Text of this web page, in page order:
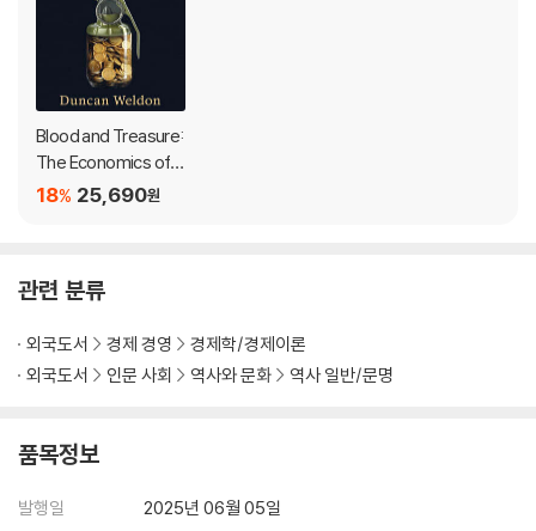
e institutions change and with them incentives change too.
Together institutions and incentives shape and explain human
behaviour. Over the long span of human history, nothing has s
haped institutions - and hence economic outcomes - as muc
h as war and violence.
d silver kept Spain poor, why some economists think of witch
trials as a form of 'non-price competition', how pirate captain
s were pioneers of effective HR techniques, how handing out
medals hurt the Luftwaffe in the Second World War and why e
conomic theories helped to create a tragedy in Vietnam. Alon
arm their soldiers with inferior weapons, takes some manage
nage and cronyism helped the Royal Navy rise to greatness.
Blood and Treasure:
The Economics of C
onflict from the Viki
25,690원
18%
관련 분류
외국도서 경제 경영
경제학/경제이론
외국도서
인문 사회 역사와 문화 역사 일반/문명
품목정보
발행일
2025년 06월 05일